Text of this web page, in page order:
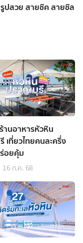
ปสวย สายชิค สายชิล
านอาหารหัวหิน
เที่ยวไทยคนละครึ่ง
อยคุ้ม
16 ก.ค. 68